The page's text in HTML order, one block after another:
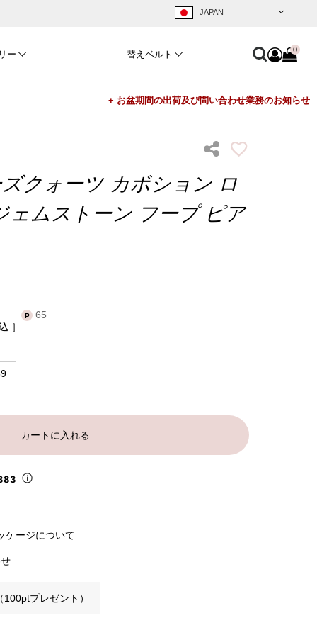
ー 替えベルト 0
クォーツ カボション ロ
ェムストーン フープ ピア
65
カートに入れる
ケージについて
プレゼント）